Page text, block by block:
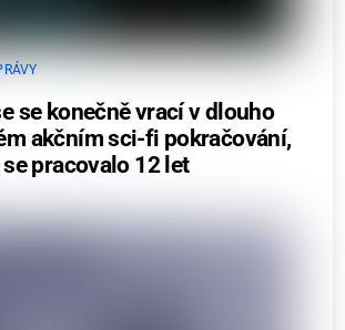
se konečně vrací v dlouho
akčním sci-fi pokračování,
pracovalo 12 let